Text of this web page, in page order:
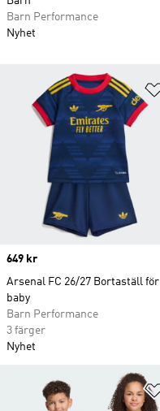
Price
649 kr
Arsenal FC 26/27 Bortaställ för
baby
Barn Performance
3 färger
Nyhet
Barn Performance
Nyhet